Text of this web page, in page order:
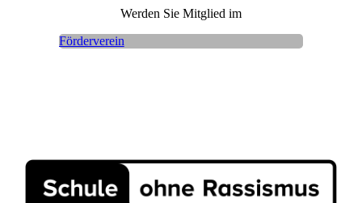
Werden Sie Mitglied im
Förderverein